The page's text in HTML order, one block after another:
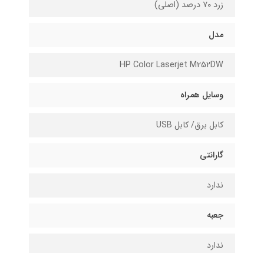
زرد ۷۰ درصد (اصلی)
مدل
HP Color Laserjet M252DW
وسایل همراه
کابل برق/ کابل USB
گارانتی
ندارد
جعبه
ندارد